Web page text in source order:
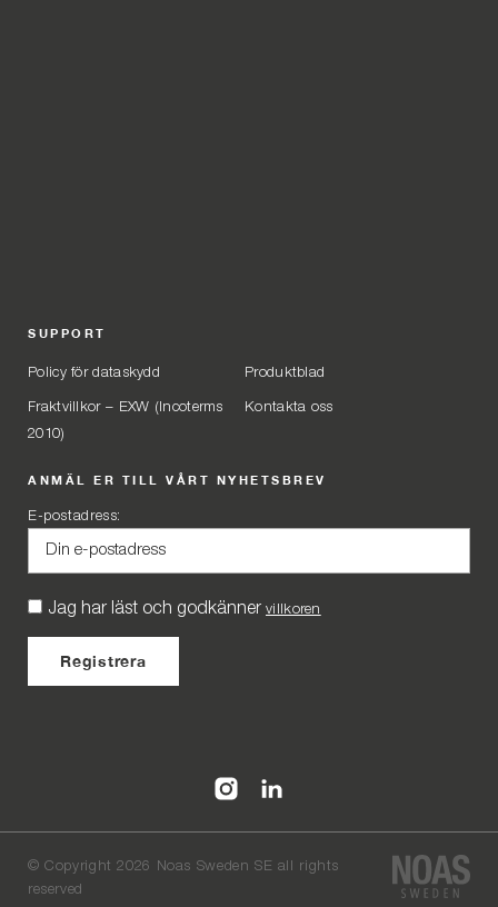
SUPPORT
Policy för dataskydd Produktblad
Fraktvillkor – EXW (Incoterms
2010)
Kontakta oss
ANMÄL ER TILL VÅRT NYHETSBREV
E-postadress:
Jag har läst och godkänner villkoren
© Copyright 2026 Noas Sweden SE all rights
reserved